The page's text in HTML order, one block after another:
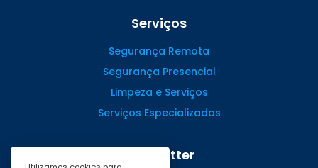
Serviços
Segurança Remota
Segurança Presencial
Limpeza e Serviços
Serviços Especializados
Newsletter